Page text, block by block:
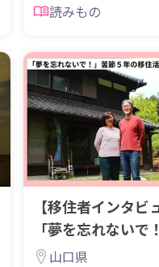
読みもの
【移住者インタビ
「夢を忘れない
トハウス誕生秘話
山口県